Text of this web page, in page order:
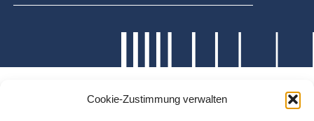
Cookie-Zustimmung verwalten